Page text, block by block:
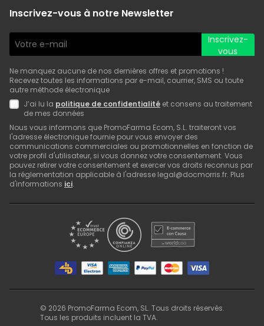
Inscrivez-vous à notre Newsletter
Inscrivez-
vous
Ne manquez aucune de nos dernières offres et promotions !
Recevez toutes les informations par e-mail, courrier, SMS ou toute
autre méthode électronique
J’ai lu la politique de confidentialité et consens au traitement
de mes données
Nous vous informons que PromoFarma Ecom, S.L. traiteront vos
l'adresse électronique fournie pour vous envoyer des
communications commerciales ou promotionnelles en fonction de
votre profil d'utilisateur, si vous donnez votre consentement. Vous
pouvez retirer votre consentement et exercer vos droits reconnus par
la réglementation applicable à l'adresse legal@docmorris.fr. Plus
d'informations ici.
© 2026 PromoFarma Ecom, SL. Tous droits réservés.
Tous les produits incluent la TVA.